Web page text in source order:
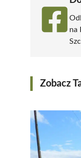
na
Zobacz